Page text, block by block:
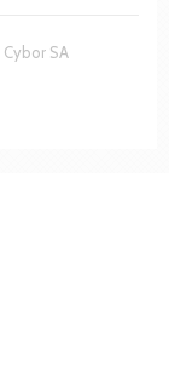
Cybor SA